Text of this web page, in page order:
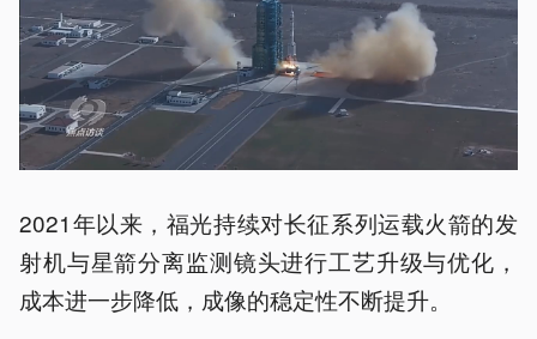
2021年以来，福光持续对长征系列运载火箭的发
射机与星箭分离监测镜头进行工艺升级与优化，
成本进一步降低，成像的稳定性不断提升。